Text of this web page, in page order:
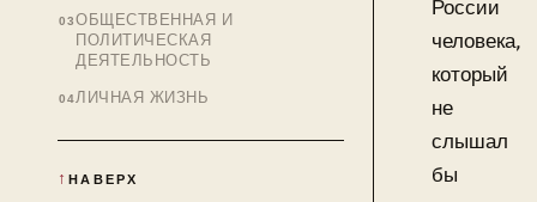
ОБЩЕСТВЕННАЯ И
ПОЛИТИЧЕСКАЯ
ДЕЯТЕЛЬНОСТЬ
ЛИЧНАЯ ЖИЗНЬ
НАВЕРХ
России
человека,
который
не
слышал
бы